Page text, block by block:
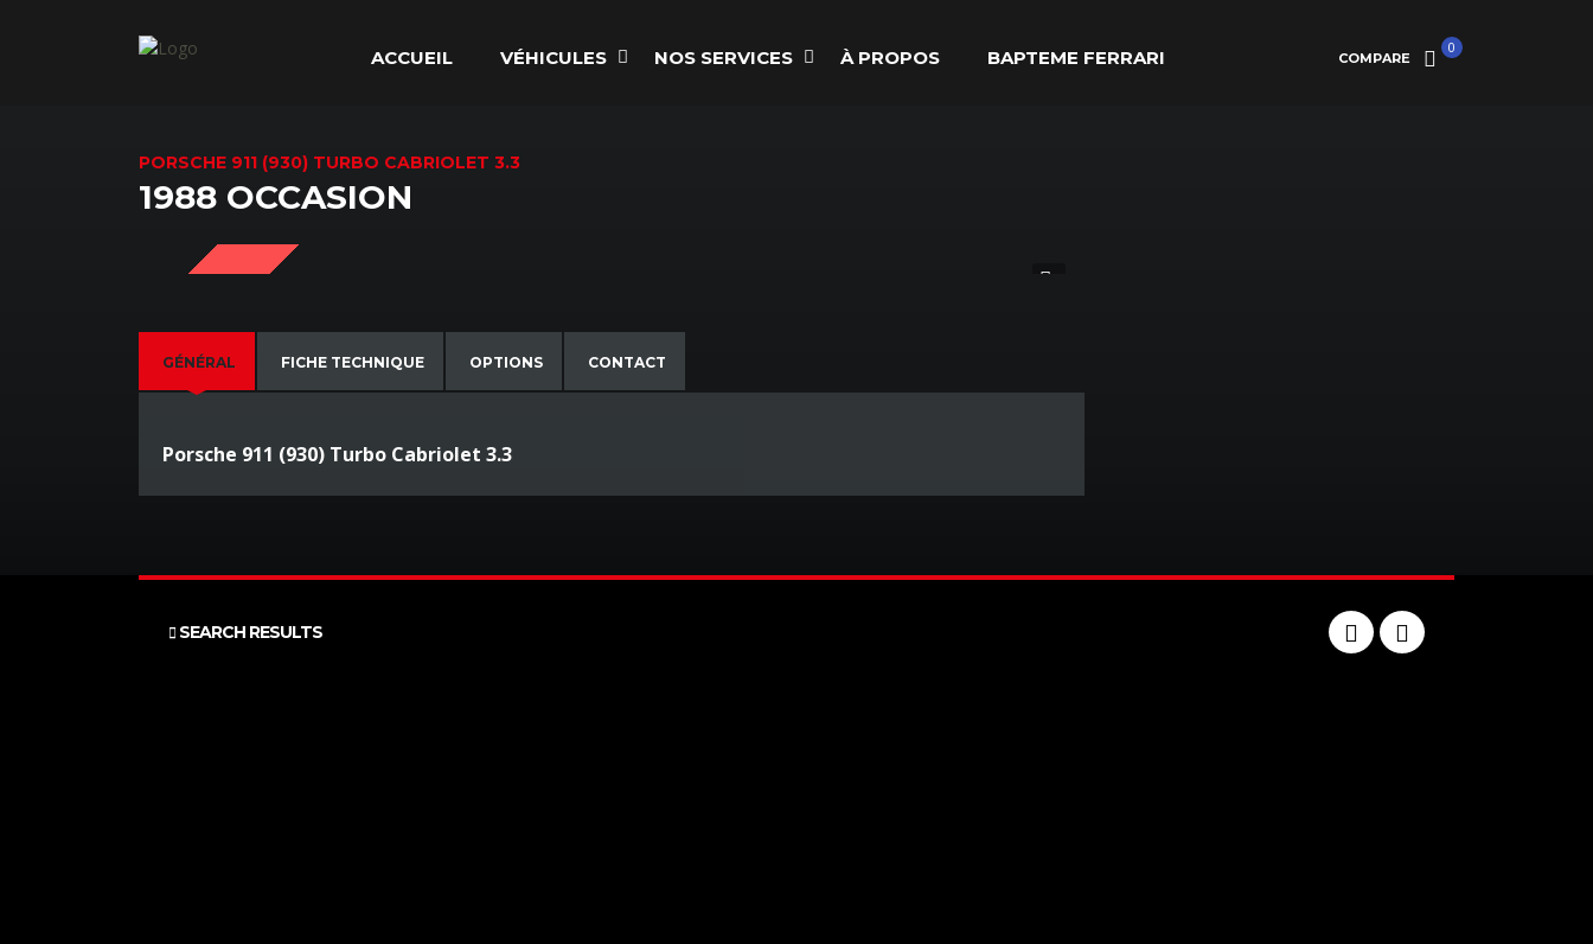
COMPARE
0
ACCUEIL VÉHICULES NOS SERVICES À PROPOS BAPTEME FERRARI
PORSCHE 911 (930) TURBO CABRIOLET 3.3
1988 OCCASION
GÉNÉRAL FICHE TECHNIQUE OPTIONS CONTACT
Porsche 911 (930) Turbo Cabriolet 3.3
SEARCH RESULTS